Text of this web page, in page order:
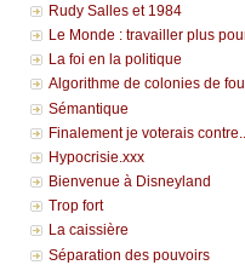
Rudy Salles et 1984
Le Monde : travailler plus
La foi en la politique
Algorithme de colonies de
Sémantique
Finalement je voterais contre...
Hypocrisie.xxx
Bienvenue à Disneyland
Trop fort
La caissière
Séparation des pouvoirs